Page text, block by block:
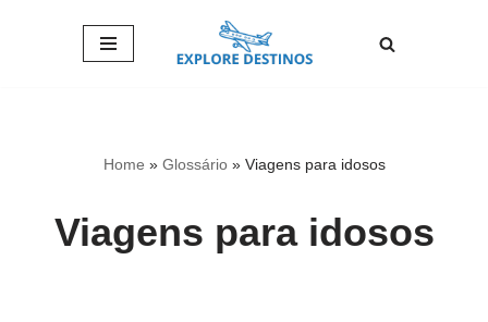
Home » Glossário» Viagens para idosos
Viagens para idosos